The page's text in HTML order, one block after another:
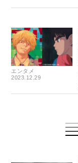
エンタメ
2023.12.29